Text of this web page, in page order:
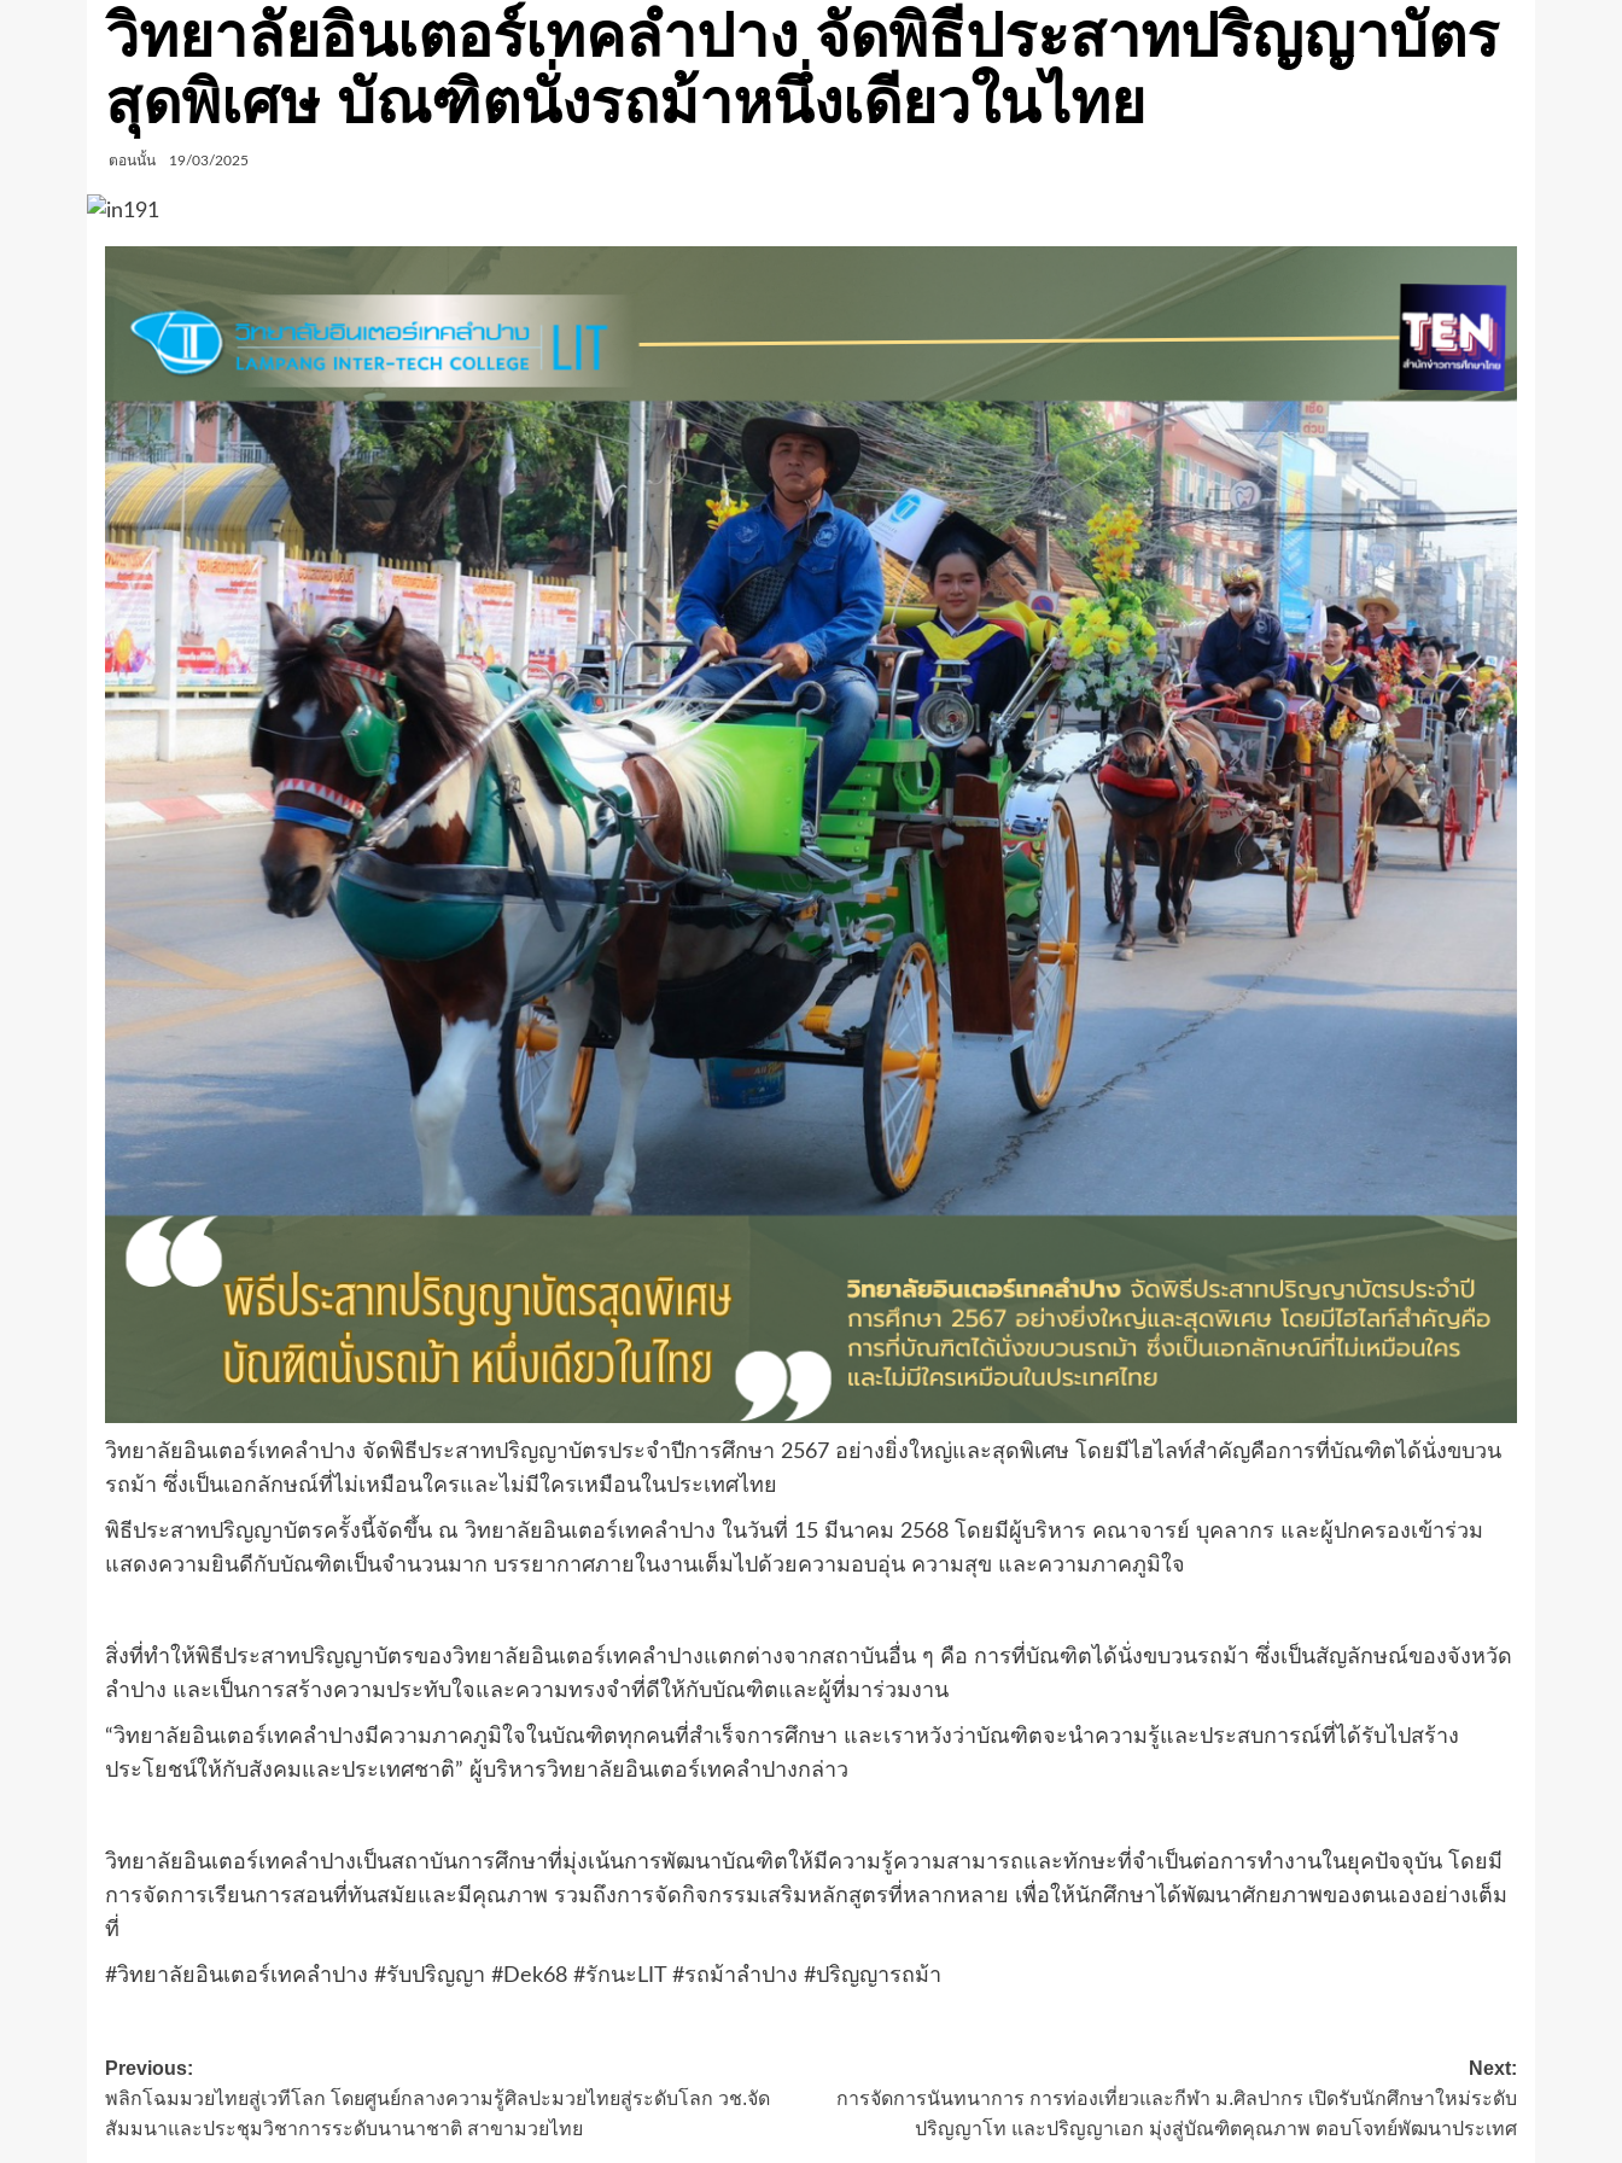
วิทยาลัยอินเตอร์เทคลำปาง จัดพิธีประสาทปริญญาบัตร
สุดพิเศษ บัณฑิตนั่งรถม้าหนึ่งเดียวในไทย
ตอนนั้น 19/03/2025
วิทยาลัยอินเตอร์เทคลำปาง จัดพิธีประสาทปริญญาบัตรประจำปีการศึกษา 2567 อย่างยิ่งใหญ่และสุดพิเศษ โดยมีไฮไลท์สำคัญคือการที่บัณฑิตได้นั่งขบวน
รถม้า ซึ่งเป็นเอกลักษณ์ที่ไม่เหมือนใครและไม่มีใครเหมือนในประเทศไทย
พิธีประสาทปริญญาบัตรครั้งนี้จัดขึ้น ณ วิทยาลัยอินเตอร์เทคลำปาง ในวันที่ 15 มีนาคม 2568 โดยมีผู้บริหาร คณาจารย์ บุคลากร และผู้ปกครองเข้าร่วม
แสดงความยินดีกับบัณฑิตเป็นจำนวนมาก บรรยากาศภายในงานเต็มไปด้วยความอบอุ่น ความสุข และความภาคภูมิใจ
สิ่งที่ทำให้พิธีประสาทปริญญาบัตรของวิทยาลัยอินเตอร์เทคลำปางแตกต่างจากสถาบันอื่น ๆ คือ การที่บัณฑิตได้นั่งขบวนรถม้า ซึ่งเป็นสัญลักษณ์ของจังหวัด
ลำปาง และเป็นการสร้างความประทับใจและความทรงจำที่ดีให้กับบัณฑิตและผู้ที่มาร่วมงาน
“วิทยาลัยอินเตอร์เทคลำปางมีความภาคภูมิใจในบัณฑิตทุกคนที่สำเร็จการศึกษา และเราหวังว่าบัณฑิตจะนำความรู้และประสบการณ์ที่ได้รับไปสร้าง
ประโยชน์ให้กับสังคมและประเทศชาติ” ผู้บริหารวิทยาลัยอินเตอร์เทคลำปางกล่าว
วิทยาลัยอินเตอร์เทคลำปางเป็นสถาบันการศึกษาที่มุ่งเน้นการพัฒนาบัณฑิตให้มีความรู้ความสามารถและทักษะที่จำเป็นต่อการทำงานในยุคปัจจุบัน โดยมี
การจัดการเรียนการสอนที่ทันสมัยและมีคุณภาพ รวมถึงการจัดกิจกรรมเสริมหลักสูตรที่หลากหลาย เพื่อให้นักศึกษาได้พัฒนาศักยภาพของตนเองอย่างเต็ม
ที่
#วิทยาลัยอินเตอร์เทคลำปาง #รับปริญญา #Dek68 #รักนะLIT #รถม้าลำปาง #ปริญญารถม้า
Post
navigation
Previous:
พลิกโฉมมวยไทยสู่เวทีโลก โดยศูนย์กลางความรู้ศิลปะมวยไทยสู่ระดับโลก วช.จัด
สัมมนาและประชุมวิชาการระดับนานาชาติ สาขามวยไทย
Next:
การจัดการนันทนาการ การท่องเที่ยวและกีฬา ม.ศิลปากร เปิดรับนักศึกษาใหม่ระดับ
ปริญญาโท และปริญญาเอก มุ่งสู่บัณฑิตคุณภาพ ตอบโจทย์พัฒนาประเทศ